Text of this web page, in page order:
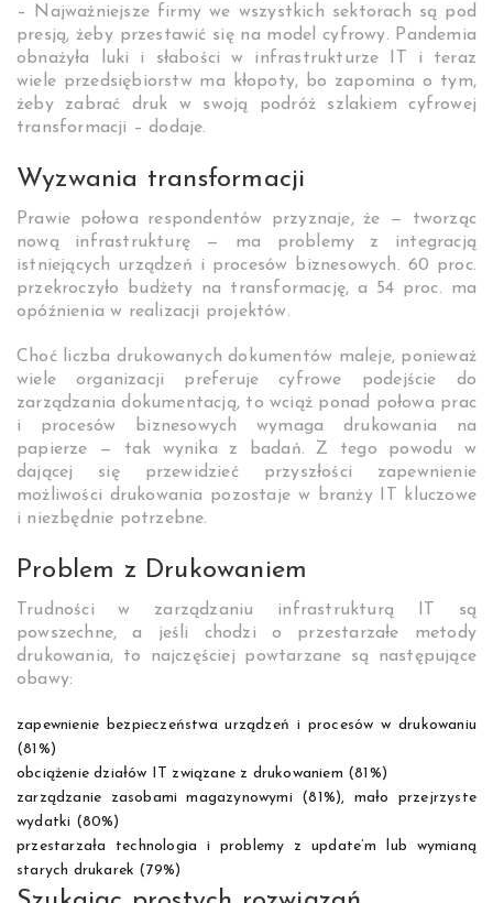
– Najważniejsze firmy we wszystkich sektorach są pod
presją, żeby przestawić się na model cyfrowy. Pandemia
obnażyła luki i słabości w infrastrukturze IT i teraz
wiele przedsiębiorstw ma kłopoty, bo zapomina o tym,
żeby zabrać druk w swoją podróż szlakiem cyfrowej
transformacji – dodaje.
Wyzwania transformacji
Prawie połowa respondentów przyznaje, że — tworząc
nową infrastrukturę — ma problemy z integracją
istniejących urządzeń i procesów biznesowych. 60 proc.
przekroczyło budżety na transformację, a 54 proc. ma
opóźnienia w realizacji projektów.
Choć liczba drukowanych dokumentów maleje, ponieważ
wiele organizacji preferuje cyfrowe podejście do
zarządzania dokumentacją, to wciąż ponad połowa prac
i procesów biznesowych wymaga drukowania na
papierze — tak wynika z badań. Z tego powodu w
dającej się przewidzieć przyszłości zapewnienie
możliwości drukowania pozostaje w branży IT kluczowe
i niezbędnie potrzebne.
Problem z Drukowaniem
Trudności w zarządzaniu infrastrukturą IT są
powszechne, a jeśli chodzi o przestarzałe metody
drukowania, to najczęściej powtarzane są następujące
obawy:
zapewnienie bezpieczeństwa urządzeń i procesów w drukowaniu
(81%)
obciążenie działów IT związane z drukowaniem (81%)
zarządzanie zasobami magazynowymi (81%), mało przejrzyste
wydatki (80%)
przestarzała technologia i problemy z update’m lub wymianą
starych drukarek (79%)